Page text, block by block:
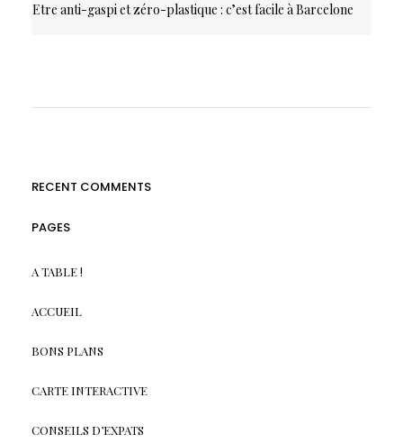
Etre anti-gaspi et zéro-plastique : c’est facile à Barcelone
RECENT COMMENTS
PAGES
A TABLE !
ACCUEIL
BONS PLANS
CARTE INTERACTIVE
CONSEILS D’EXPATS